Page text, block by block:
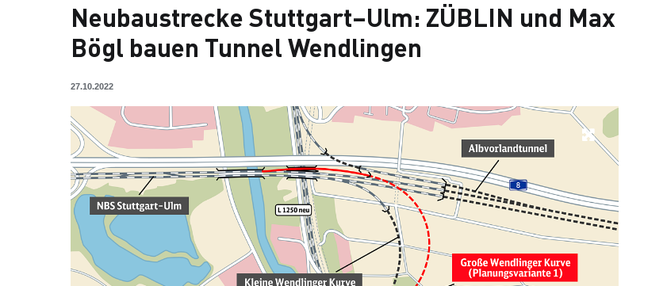
Neubaustrecke Stuttgart–Ulm: ZÜBLIN und Max
Bögl bauen Tunnel Wendlingen
27.10.2022